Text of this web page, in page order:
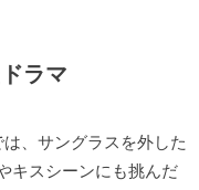
ラマ
、サングラスを外した
キスシーンにも挑んだ